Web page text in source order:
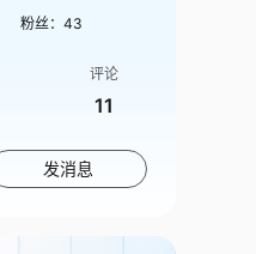
粉丝： 43
评论
11
发消息